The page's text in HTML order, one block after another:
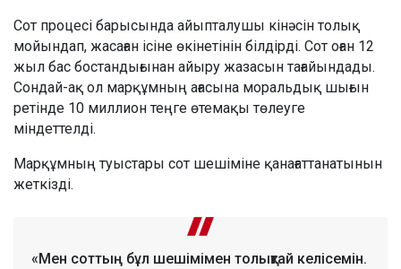
Сот процесі барысында айыпталушы кінәсін толық
мойындап, жасаған ісіне өкінетінін білдірді. Сот оған 12
жыл бас бостандығынан айыру жазасын тағайындады.
Сондай-ақ ол марқұмның ағасына моральдық шығын
ретінде 10 миллион теңге өтемақы төлеуге
міндеттелді.
Марқұмның туыстары сот шешіміне қанағаттанатынын
жеткізді.
«Мен соттың бұл шешімімен толықтай келісемін.